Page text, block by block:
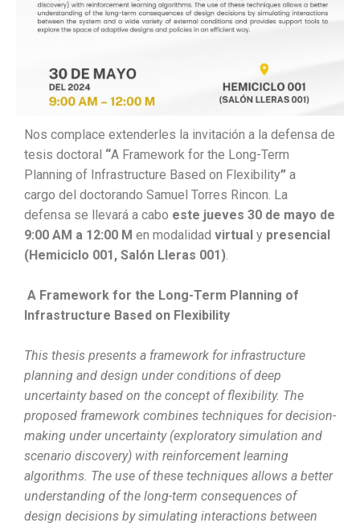
Nos complace extenderles la invitación a la defensa de
tesis doctoral “A Framework for the Long-Term
Planning of Infrastructure Based on Flexibility” a
cargo del doctorando Samuel Torres Rincon. La
defensa se llevará a cabo este jueves 30 de mayo de
9:00 AM a 12:00 M en modalidad virtual y presencial
(Hemiciclo 001, Salón Lleras 001)
A Framework for the Long-Term Planning of
Infrastructure Based on Flexibility
This thesis presents a framework for infrastructure
planning and design under conditions of deep
uncertainty based on the concept of flexibility. The
proposed framework combines techniques for decision-
making under uncertainty (exploratory simulation and
scenario discovery) with reinforcement learning
algorithms. The use of these techniques allows a better
understanding of the long-term consequences of
design decisions by simulating interactions between